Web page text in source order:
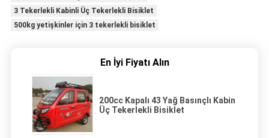
3 Tekerlekli Kabinli Üç Tekerlekli Bisiklet
500kg yetişkinler için 3 tekerlekli bisiklet
En İyi Fiyatı Alın
200cc Kapalı 43 Yağ Basınçlı Kabin
Üç Tekerlekli Bisiklet